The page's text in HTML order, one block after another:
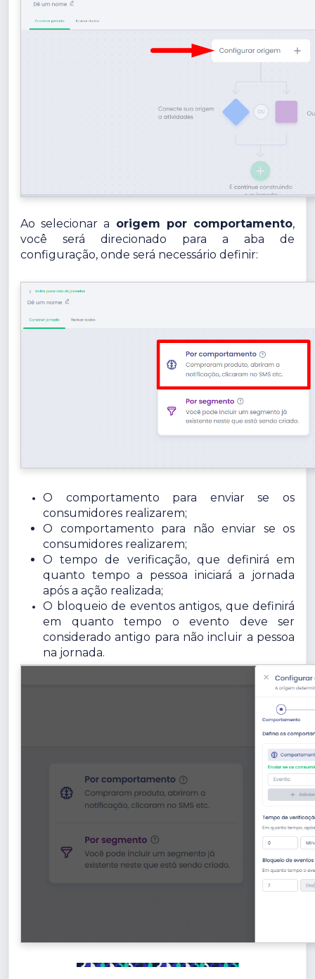
Ao selecionar a origem por comportamento,
você será direcionado para a aba de
configuração, onde será necessário definir:
O comportamento para enviar se os
consumidores realizarem;
O comportamento para não enviar se os
consumidores realizarem;
O tempo de verificação, que definirá em
quanto tempo a pessoa iniciará a jornada
após a ação realizada;
O bloqueio de eventos antigos, que definirá
em quanto tempo o evento deve ser
considerado antigo para não incluir a pessoa
na jornada.